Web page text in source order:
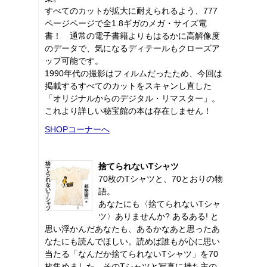
すべてのカットが拡大に耐えられるよう、777
ページページで全1.8ギガのメガ・サイズ電
書！ 通常の電子書籍よりもはるかに高解像度
のデータで、気になるディテールもクローズア
ップ可能です。
1990年代の撮影はフィルムだったため、今回は
掲載するすべてのカットをスキャンし直した
「オリジナルからのデジタル・リマスター」。
これより詳しい秘宝館の本は存在しません！
SHOPコーナーへ
捨てられないTシャツ
70枚のTシャツと、70とおりの物
語。
あなたにも〈捨てられないTシャ
ツ〉ありませんか? あるある! と
思い浮かんだあなたも、あるかなあと思ったあ
なたにも読んでほしい。読めば誰もが心に思い
当たる「なんだか捨てられないTシャツ」を70